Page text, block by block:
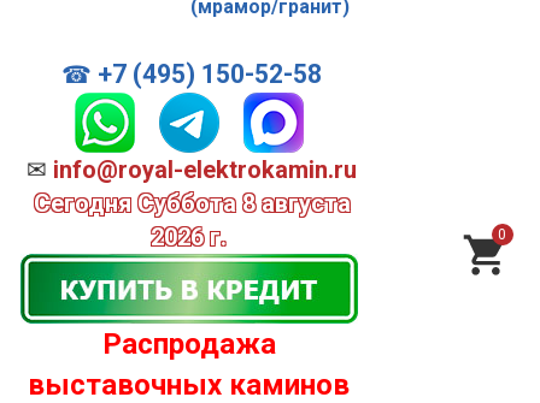
☎ +7 (495) 150-52-58
✉ info@royal-elektrokamin.ru
Сегодня Суббота 8 августа
2026 г.
Распродажа
выставочных каминов
(мрамор/гранит)
0